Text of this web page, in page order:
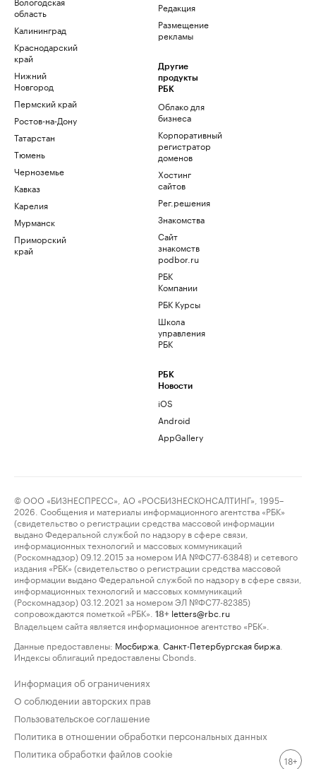
область
Калининград
Краснодарский
край
Нижний
Новгород
Пермский край
Ростов-на-Дону
Татарстан
Тюмень
Черноземье
Кавказ
Карелия
Мурманск
Приморский
край
Редакция
Размещение
рекламы
Другие
продукты
РБК
Облако для
бизнеса
Корпоративный
регистратор
доменов
Хостинг
сайтов
Рег.решения
Знакомства
Сайт
знакомств
podbor.ru
РБК
Компании
РБК Курсы
Школа
управления
РБК
РБК
Новости
iOS
Android
AppGallery
© ООО «БИЗНЕСПРЕСС», АО «РОСБИЗНЕСКОНСАЛТИНГ», 1995–
2026. Сообщения и материалы информационного агентства «РБК»
(свидетельство о регистрации средства массовой информации
выдано Федеральной службой по надзору в сфере связи,
информационных технологий и массовых коммуникаций
(Роскомнадзор) 09.12.2015 за номером ИА №ФС77-63848) и сетевого
издания «РБК» (свидетельство о регистрации средства массовой
информации выдано Федеральной службой по надзору в сфере связи,
информационных технологий и массовых коммуникаций
(Роскомнадзор) 03.12.2021 за номером ЭЛ №ФС77-82385)
сопровождаются пометкой «РБК».
18+ letters@rbc.ru
Владельцем сайта является информационное агентство «РБК».
Данные предоставлены: Мосбиржа Санкт-Петербургская биржа
Индексы облигаций предоставлены Cbonds.
Информация об ограничениях
О соблюдении авторских прав
Пользовательское соглашение
Политика в отношении обработки персональных данных
Политика обработки файлов cookie
18+